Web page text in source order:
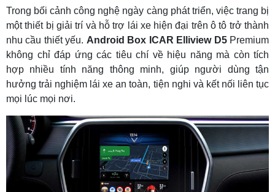
Trong bối cảnh công nghệ ngày càng phát triển, việc trang bị
một thiết bị giải trí và hỗ trợ lái xe hiện đại trên ô tô trở thành
nhu cầu thiết yếu. Android Box ICAR Elliview D5Premium
không chỉ đáp ứng các tiêu chí về hiệu năng mà còn tích
hợp nhiều tính năng thông minh, giúp người dùng tận
hưởng trải nghiệm lái xe an toàn, tiện nghi và kết nối liên tục
mọi lúc mọi nơi.